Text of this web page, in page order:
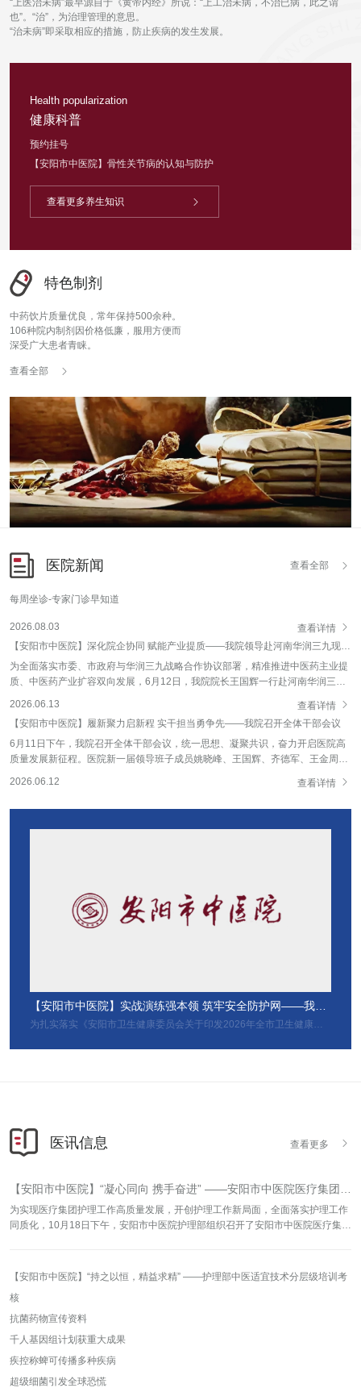
“上医治未病”最早源自于《黄帝内经》所说：“上工治未病，不治已病，此之谓
也”。“治”，为治理管理的意思。
“治未病”即采取相应的措施，防止疾病的发生发展。
Health popularization
健康科普
预约挂号
【安阳市中医院】骨性关节病的认知与防护
查看更多养生知识 
特色制剂
中药饮片质量优良，常年保持500余种。
106种院内制剂因价格低廉，服用方便而
深受广大患者青睐。
查看全部 
医院新闻 查看全部 
每周坐诊-专家门诊早知道
2026.08.03 查看详情 
为全面落实市委、市政府与华润三九战略合作协议部署，精准推进中医药主业提
质、中医药产业扩容双向发展，6月12日，我院院长王国辉一行赴河南华润三九
内一流综合性中药特色制剂研究中心。调研期间，王国辉一行参观了该公司企业
文化展厅、智能化煎药中心、中药前处理车间、固体制剂车间等，详细了解该企
业药材加工、制剂研发、智能化生产、全链条产业布局等运营情况。座谈会上，
双方就医院临床需求、产业规划等方面展开研讨，细化合作事项。王国辉指出，
列，具备发展中医药特色产业的优质资源与良好基础。本次合作不仅贴合全市中
色方剂、医疗集团资源优势，华润三九具备研发生产、市场运营优势，双方合作
契合度高。希望双方抓住全市中医药产业链发展政策机遇，充分发挥院企合作互
补优势，推动院内方剂、特色中医药产品市场化转化，构建一体化中医药服务体
多方已开展多层级对接交流，双方合作基础扎实、沟通高效顺畅，将进一步助推
与市中医院共建国家级中医药特色制剂中心工作。目前，企业已投入专项资源筹
医疗集团，依托企业智能化生产、全链条运营优势，携手构建医产融合、协同共
2026.06.13 查看详情 
【安阳市中医院】履新聚力启新程 实干担当勇争先——我院召开全体干部会议
6月11日下午，我院召开全体干部会议，统一思想、凝聚共识，奋力开启医院高
质量发展新征程。医院新一届领导班子成员姚晓峰、王国辉、齐德军、王金周、
院党委委员、副院长齐德军宣读《关于王国辉等同志职务任免的通知》（安组干
绝不辜负组织的信任与全院职工的期盼。会上，我院党委副书记、院长王国辉宣
读《中共安阳市中医院委员会关于调整领导班子分工的通知》（安中党〔2026〕
31号）文件，明确新一届领导班子成员分工，为后续各项工作有序、高效推进夯
从党委统一领导；三要坚持民主集中制原则，自觉维护班子团结；四要务实重
干，在推动医院转型发展上展现新作为；五要廉洁自律，争做廉洁从政的先锋表
置，全力支持医院新一届领导班子的工作，为健康安阳建设贡献更多中医力量。
核：管遮嵩
2026.06.12 查看详情 
医讯信息 查看更多 
为实现医疗集团护理工作高质量发展，开创护理工作新局面，全面落实护理工作
同质化，10月18日下午，安阳市中医院护理部组织召开了安阳市中医院医疗集团
部主任郭树萍、殷都区人民医院护理部主任李治丰等13人参加座谈会，会议由安
员工作的肯定，也希望在成立集团之后，我们更多的是劲儿往一处使，让我们每
个医院的护理工作做的更好，我们更多的是协调，更多的是互相帮助，让我们每
主任邢志敏就我院护理人员、优质护理、护士长工作日的开展、分层级培训、护
理质控、等做了简要介绍，对中医适宜技术、师带徒及中医基础理论授课安排做
了详细介绍；邢志敏主任表示我们的中医资源是共享的，大家可积极来听专家授
【安阳市中医院】“持之以恒，精益求精” ——护理部中医适宜技术分层级培训考
核
抗菌药物宣传资料
千人基因组计划获重大成果
疾控称蜱可传播多种疾病
超级细菌引发全球恐慌